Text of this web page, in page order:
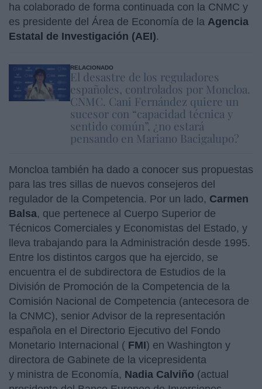
ha colaborado de forma continuada con la CNMC y
es presidente del Área de Economía de la Agencia
Estatal de Investigación (AEI).
RELACIONADO
El desastre de los reguladores
españoles, controlados por Moncloa.
CNMC. Cani Fernández quiere un
sucesor con “capacidad técnica y
sentido común”, ¿no estará
pensando en Mariano Bacigalupo?
Moncloa también ha dado a conocer sus propuestas
para las tres sillas de nuevos consejeros del
regulador de la Competencia. Por un lado, Carmen
Balsa, que pertenece al Cuerpo Superior de
Técnicos Comerciales y Economistas del Estado, y
lleva trabajando para la Administración desde 1995.
Entre los distintos cargos que ha ejercido, se
encuentra el de subdirectora de Estudios de la
División de Promoción de la Competencia de la
Comisión Nacional de Competencia (antecesora de
la CNMC), senior Advisor de la representación
española en el Directorio Ejecutivo del Fondo
Monetario Internacional ( FMI) en Washington y
directora de Gabinete de la vicepresidenta
y ministra de Economía, Nadia Calviño (actual